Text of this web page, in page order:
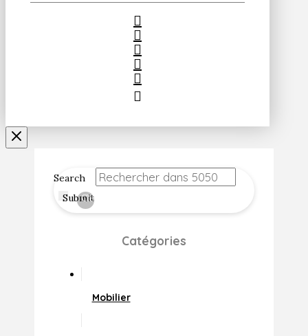
Search
Submit
Clear
Catégories
Mobilier